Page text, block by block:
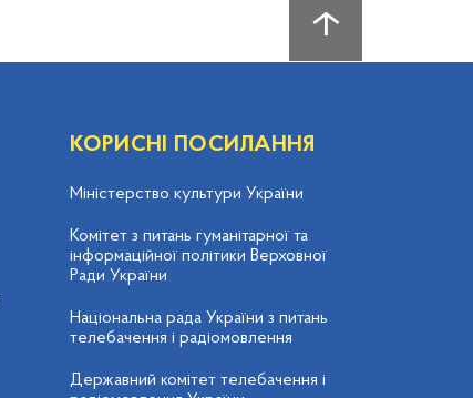
КОРИСНІ ПОСИЛАННЯ
Міністерство культури України
Комітет з питань гуманітарної та
інформаційної політики Верховної
Ради України
Національна рада України з питань
телебачення і радіомовлення
Державний комітет телебачення і